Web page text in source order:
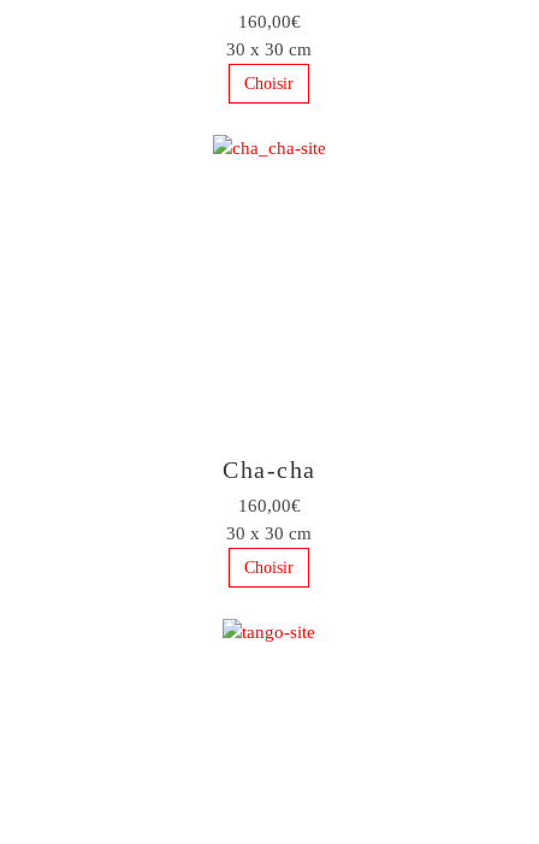
160,00€
30 x 30 cm
Choisir
Cha-cha
160,00€
30 x 30 cm
Choisir